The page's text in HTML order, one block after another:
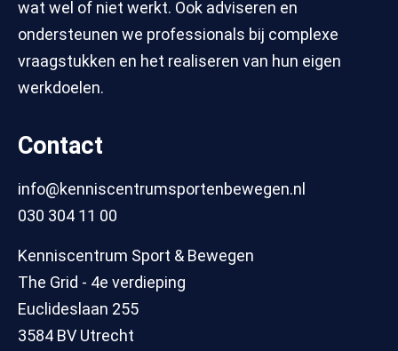
wat wel of niet werkt. Ook adviseren en
ondersteunen we professionals bij complexe
vraagstukken en het realiseren van hun eigen
werkdoelen.
Contact
info@kenniscentrumsportenbewegen.nl
030 304 11 00
Kenniscentrum Sport & Bewegen
The Grid - 4e verdieping
Euclideslaan 255
3584 BV Utrecht